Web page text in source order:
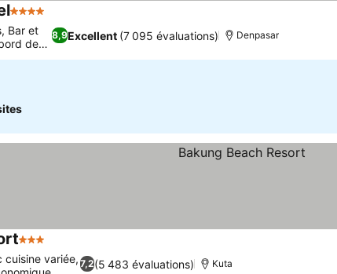
4 Étoiles
8,9Excellent (7 095 évaluations)
Bar et
de
Denpasar
3 Étoiles
7,2(5 483 évaluations)
cuisine variée,
Kuta